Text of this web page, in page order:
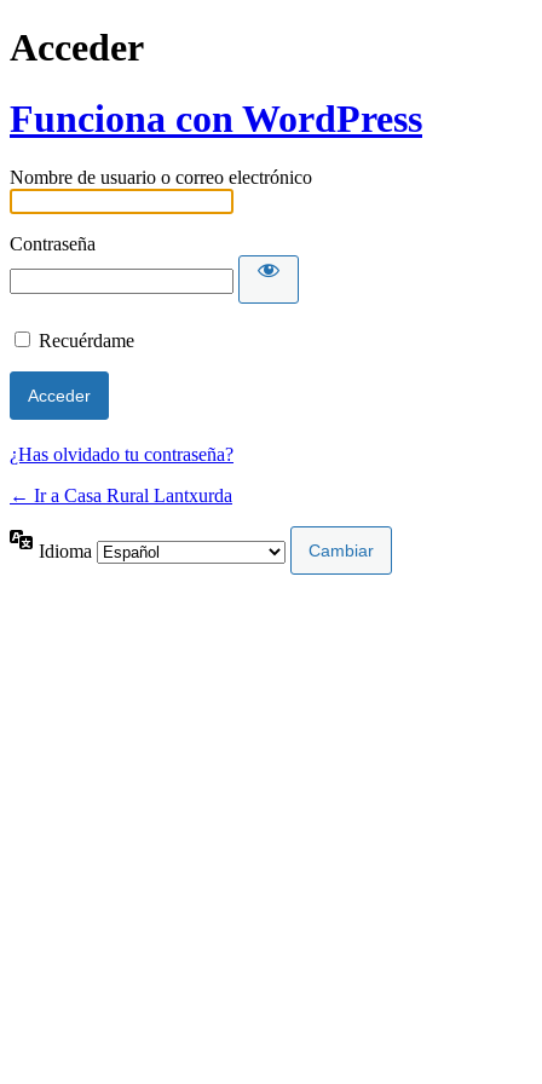
Acceder
Funciona con WordPress
Nombre de usuario o correo electrónico
Contraseña
Recuérdame
¿Has olvidado tu contraseña?
← Ir a Casa Rural Lantxurda
Idioma